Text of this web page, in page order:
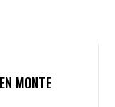
MONTE